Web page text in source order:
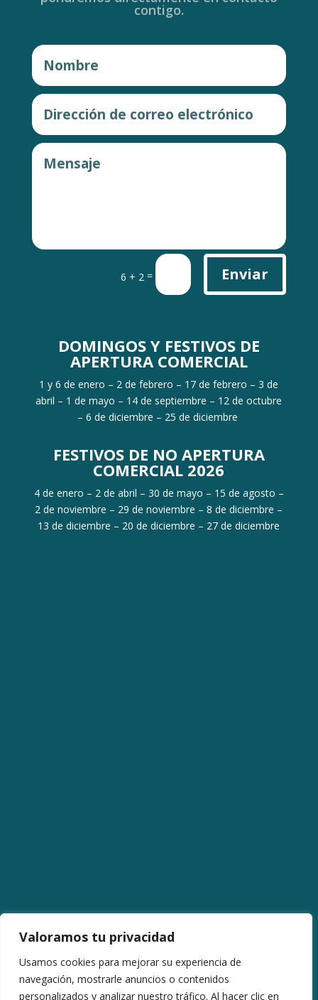
Valoramos tu privacidad
Usamos cookies para mejorar su experiencia de
navegación, mostrarle anuncios o contenidos
personalizados y analizar nuestro tráfico. Al hacer clic en
contigo.
6 + 2 = Enviar
DOMINGOS Y FESTIVOS DE
APERTURA COMERCIAL
1 y 6 de enero – 2 de febrero – 17 de febrero – 3 de
abril – 1 de mayo – 14 de septiembre – 12 de octubre
– 6 de diciembre – 25 de diciembre
FESTIVOS DE NO APERTURA
COMERCIAL 2026
4 de enero – 2 de abril – 30 de mayo – 15 de agosto –
2 de noviembre – 29 de noviembre – 8 de diciembre –
13 de diciembre – 20 de diciembre – 27 de diciembre
Avenida La Libertad (12,11 km).